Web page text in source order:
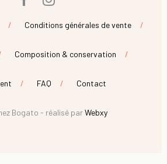
Conditions générales de vente
Composition & conservation
FAQ Contact
Bogato - réalisé parWebxy